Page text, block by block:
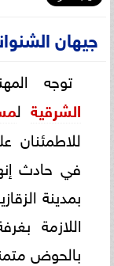
جيهان
توجه
الشرقية ل
للاطمئنان
في حادث
بمدينة
اللازمة
بالحوض